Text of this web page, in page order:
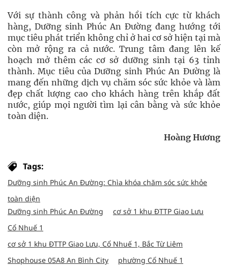
Với sự thành công và phản hồi tích cực từ khách
hàng, Dưỡng sinh Phúc An Đường đang hướng tới
mục tiêu phát triển không chỉ ở hai cơ sở hiện tại mà
còn mở rộng ra cả nước. Trung tâm đang lên kế
hoạch mở thêm các cơ sở dưỡng sinh tại 63 tỉnh
thành. Mục tiêu của Dưỡng sinh Phúc An Đường là
mang đến những dịch vụ chăm sóc sức khỏe và làm
đẹp chất lượng cao cho khách hàng trên khắp đất
nước, giúp mọi người tìm lại cân bằng và sức khỏe
toàn diện.
Hoàng Hương
Tags:
Dưỡng sinh Phúc An Đường: Chìa khóa chăm sóc sức khỏe
toàn diện
Dưỡng sinh Phúc An Đường
cơ sở 1 khu ĐTTP Giao Lưu
Cổ Nhuế 1
cơ sở 1 khu ĐTTP Giao Lưu, Cổ Nhuế 1, Bắc Từ Liêm
Shophouse 05A8 An Bình City
phường Cổ Nhuế 1